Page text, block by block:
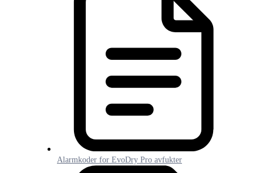
Alarmkoder for EvoDry Pro avfukter